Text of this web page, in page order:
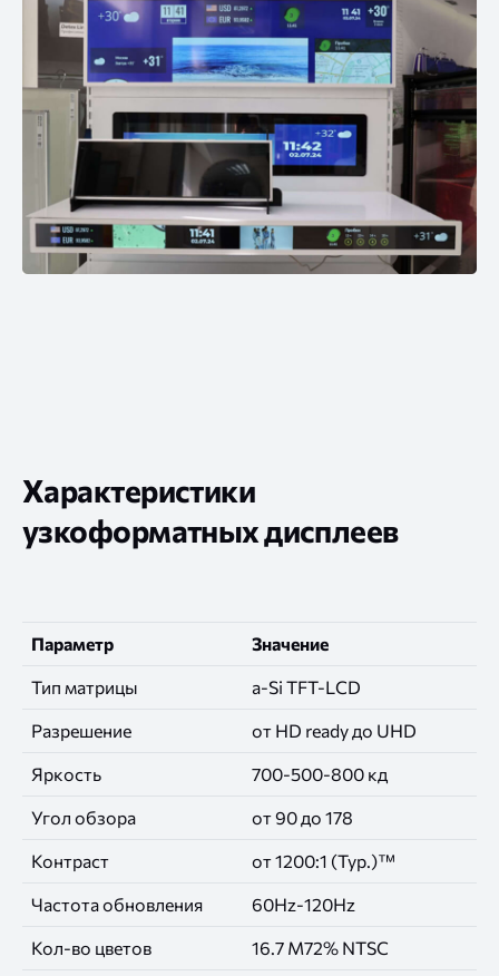
Характеристики
узкоформатных дисплеев
Параметр Значение
Тип матрицы a-Si TFT-LCD
Разрешение от HD ready до UHD
Яркость 700-500-800 кд
Угол обзора от 90 до 178
Контраст от 1200:1 (Тур.)™
Частота обновления 60Hz-120Hz
Кол-во цветов 16.7 М72% NTSC